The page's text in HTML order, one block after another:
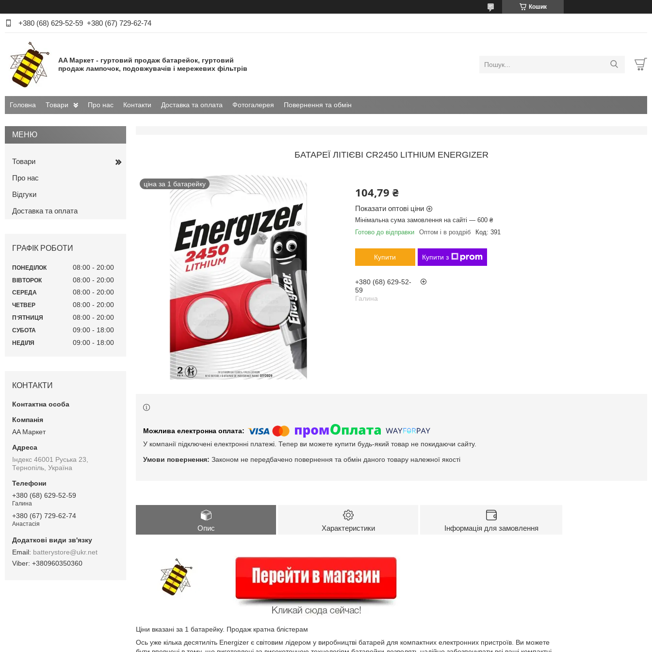
Кошик
+380 (68) 629-52-59 +380 (67) 729-62-74
AA Маркет - гуртовий продаж батарейок, гуртовий
продаж лампочок, подовжувачів і мережевих фільтрів
Головна Товари Про нас Контакти Доставка та оплата Фотогалерея Повернення та обмін
БАТАРЕЇ ЛІТІЄВІ CR2450 LITHIUM ENERGIZER
ціна за 1 батарейку
104,79 ₴
Показати оптові ціни
Мінімальна сума замовлення на сайті — 600 ₴
Готово до відправки
Оптом і в роздріб Код: 391
Купити Купити з
+380 (68) 629-52-
59
Галина
У компанії підключені електронні платежі. Тепер ви можете купити будь-який товар не покидаючи сайту.
Законом не передбачено повернення та обмін даного товару належної якості
Опис Характеристики Інформація для замовлення
Ціни вказані за 1 батарейку. Продаж кратна блістерам
Ось уже кілька десятиліть Energizer є світовим лідером у виробництві батарей для компактних електронних пристроїв. Ви можете
Товари
Про нас
Відгуки
Доставка та оплата
ГРАФІК РОБОТИ
ПОНЕДІЛОК 08:00 20:00
ВІВТОРОК 08:00 20:00
СЕРЕДА 08:00 20:00
ЧЕТВЕР 08:00 20:00
ПʼЯТНИЦЯ 08:00 20:00
СУБОТА 09:00 18:00
НЕДІЛЯ 09:00 18:00
КОНТАКТИ
AA Маркет
Індекс 46001 Руська 23,
Тернопіль, Україна
+380 (68) 629-52-59
Галина
+380 (67) 729-62-74
Анастасія
batterystore@ukr.net
+380960350360